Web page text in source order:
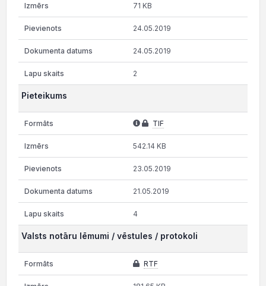
71 KB
24.05.2019
24.05.2019
2
Pieteikums
TIF
542.14 KB
23.05.2019
21.05.2019
4
Valsts notāru lēmumi / vēstules / protokoli
RTF